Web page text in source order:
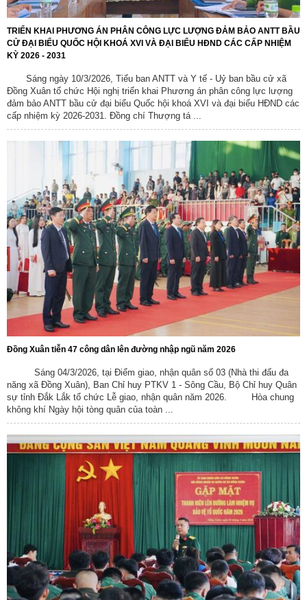
TRIỂN KHAI PHƯƠNG ÁN PHÂN CÔNG LỰC LƯỢNG ĐẢM BẢO ANTT BẦU
CỬ ĐẠI BIỂU QUỐC HỘI KHOÁ XVI VÀ ĐẠI BIỂU HĐND CÁC CẤP NHIỆM
KỲ 2026 - 2031
Sáng ngày 10/3/2026, Tiểu ban ANTT và Y tế - Uỷ ban bầu cử xã
Đồng Xuân tổ chức Hội nghị triển khai Phương án phân công lực lượng
đảm bảo ANTT bầu cử đại biểu Quốc hội khoá XVI và đại biểu HĐND các
cấp nhiệm kỳ 2026-2031. Đồng chí Thượng tá ...
Đồng Xuân tiễn 47 công dân lên đường nhập ngũ năm 2026
Sáng 04/3/2026, tại Điểm giao, nhận quân số 03 (Nhà thi đấu đa
năng xã Đồng Xuân), Ban Chỉ huy PTKV 1 - Sông Cầu, Bộ Chỉ huy Quân
sự tỉnh Đắk Lắk tổ chức Lễ giao, nhận quân năm 2026. Hòa chung
không khí Ngày hội tòng quân của toàn ...